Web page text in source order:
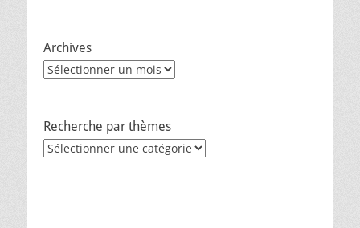
Archives
Archives
Recherche par thèmes
Recherche